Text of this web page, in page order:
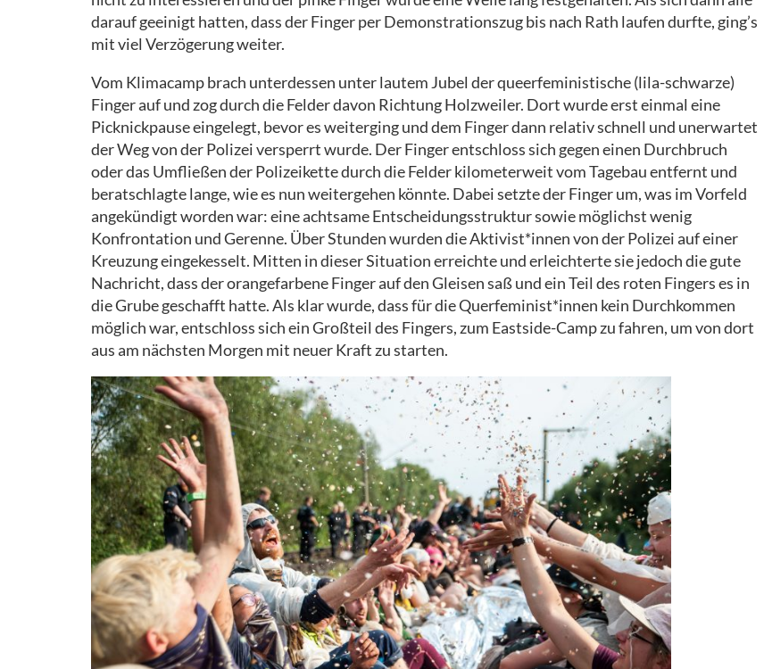
darauf geeinigt hatten, dass der Finger per Demonstrationszug bis nach Rath laufen durfte, ging’s
mit viel Verzögerung weiter.
Vom Klimacamp brach unterdessen unter lautem Jubel der queerfeministische (lila-schwarze)
Finger auf und zog durch die Felder davon Richtung Holzweiler. Dort wurde erst einmal eine
Picknickpause eingelegt, bevor es weiterging und dem Finger dann relativ schnell und unerwartet
der Weg von der Polizei versperrt wurde. Der Finger entschloss sich gegen einen Durchbruch
oder das Umfließen der Polizeikette durch die Felder kilometerweit vom Tagebau entfernt und
beratschlagte lange, wie es nun weitergehen könnte. Dabei setzte der Finger um, was im Vorfeld
angekündigt worden war: eine achtsame Entscheidungsstruktur sowie möglichst wenig
Konfrontation und Gerenne. Über Stunden wurden die Aktivist*innen von der Polizei auf einer
Kreuzung eingekesselt. Mitten in dieser Situation erreichte und erleichterte sie jedoch die gute
Nachricht, dass der orangefarbene Finger auf den Gleisen saß und ein Teil des roten Fingers es in
die Grube geschafft hatte. Als klar wurde, dass für die Querfeminist*innen kein Durchkommen
möglich war, entschloss sich ein Großteil des Fingers, zum Eastside-Camp zu fahren, um von dort
aus am nächsten Morgen mit neuer Kraft zu starten.